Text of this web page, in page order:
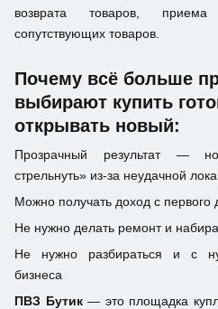
возврата товаров,
сопутствующих товаров.
Почему всё больше
выбирают купить
открывать новый:
Прозрачный результат —
стрельнуть» из-за неудачной
Можно получать доход с первого
Не нужно делать ремонт и
Не нужно разбираться и с
бизнеса
ПВЗ Бутик— это площадка